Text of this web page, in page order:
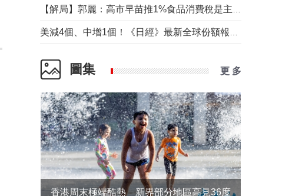
圖集 更 多
香港周末極端酷熱 新界部分地區高見36度